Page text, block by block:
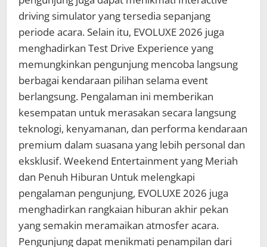
driving simulator yang tersedia sepanjang
periode acara. Selain itu, EVOLUXE 2026 juga
menghadirkan Test Drive Experience yang
memungkinkan pengunjung mencoba langsung
berbagai kendaraan pilihan selama event
berlangsung. Pengalaman ini memberikan
kesempatan untuk merasakan secara langsung
teknologi, kenyamanan, dan performa kendaraan
premium dalam suasana yang lebih personal dan
eksklusif. Weekend Entertainment yang Meriah
dan Penuh Hiburan Untuk melengkapi
pengalaman pengunjung, EVOLUXE 2026 juga
menghadirkan rangkaian hiburan akhir pekan
yang semakin meramaikan atmosfer acara.
Pengunjung dapat menikmati penampilan dari